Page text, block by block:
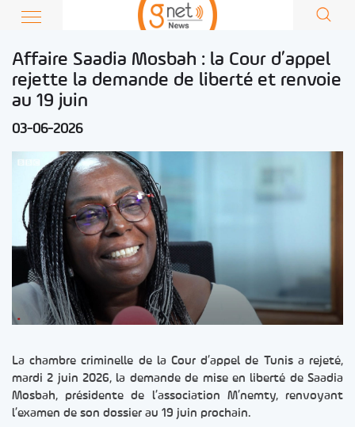
Affaire Saadia Mosbah : la Cour d’appel
rejette la demande de liberté et renvoie
au 19 juin
03-06-2026
La chambre criminelle de la Cour d’appel de Tunis a rejeté,
mardi 2 juin 2026, la demande de mise en liberté de Saadia
Mosbah, présidente de l’association M’nemty, renvoyant
l’examen de son dossier au 19 juin prochain.